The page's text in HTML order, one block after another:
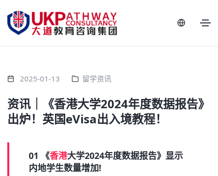
2025-01-13 留学资讯
资讯｜《香港大学2024年度数据报告》
出炉！英国eVisa出入境教程！
01 《香港大学2024年度数据报告》显示
内地学生数量增加!